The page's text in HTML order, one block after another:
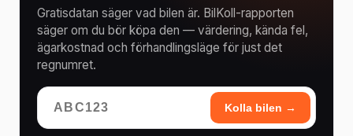
Gratisdatan säger vad bilen är. BilKoll-rapporten
säger om du bör köpa den — värdering, kända fel,
ägarkostnad och förhandlingsläge för just det
regnumret.
Kolla bilen →